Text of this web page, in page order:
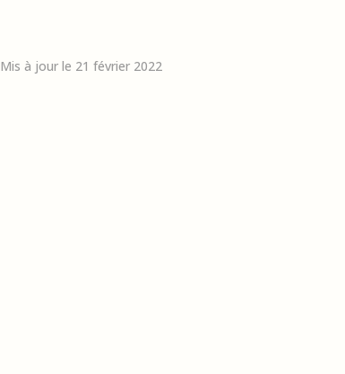
à jour le 21 février 2022